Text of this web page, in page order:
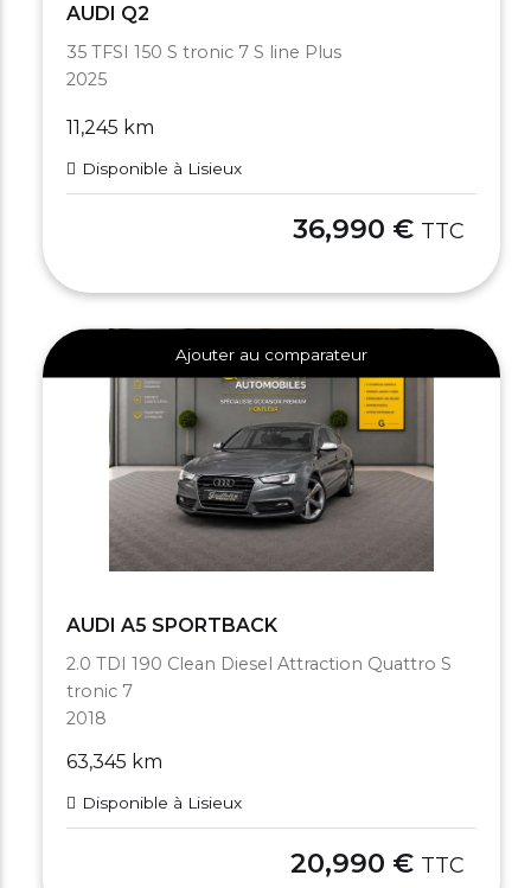
AUDI Q2
35 TFSI 150 S tronic 7 S line Plus
2025
11,245 km
Disponible à Lisieux
36,990 € TTC
Ajouter au comparateur
AUDI A5 SPORTBACK
2.0 TDI 190 Clean Diesel Attraction Quattro S
tronic 7
2018
63,345 km
Disponible à Lisieux
20,990 € TTC